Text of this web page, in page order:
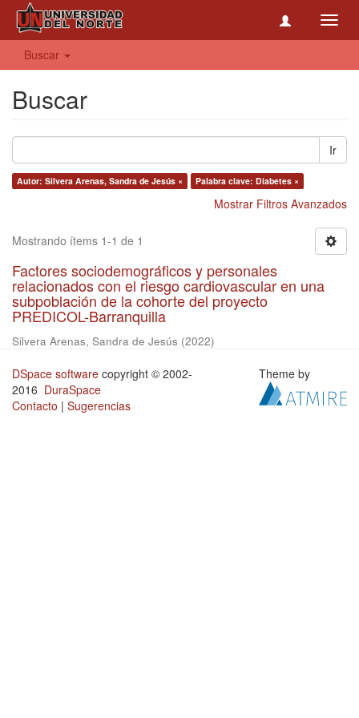
Buscar
Buscar
Ir
Autor: Silvera Arenas, Sandra de Jesús × Palabra clave: Diabetes ×
Mostrar Filtros Avanzados
Mostrando ítems 1-1 de 1
Factores sociodemográficos y personales
relacionados con el riesgo cardiovascular en una
subpoblación de la cohorte del proyecto
PREDICOL-Barranquilla
Silvera Arenas, Sandra de Jesús (2022)
DSpace software copyright © 2002-
2016 DuraSpace
Contacto | Sugerencias
Theme by